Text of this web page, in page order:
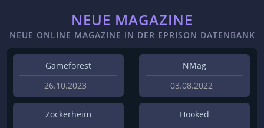
NEUE MAGAZINE
NEUE ONLINE MAGAZINE IN DER EPRISON DATENBANK
Gameforest
26.10.2023
NMag
03.08.2022
Zockerheim
Hooked